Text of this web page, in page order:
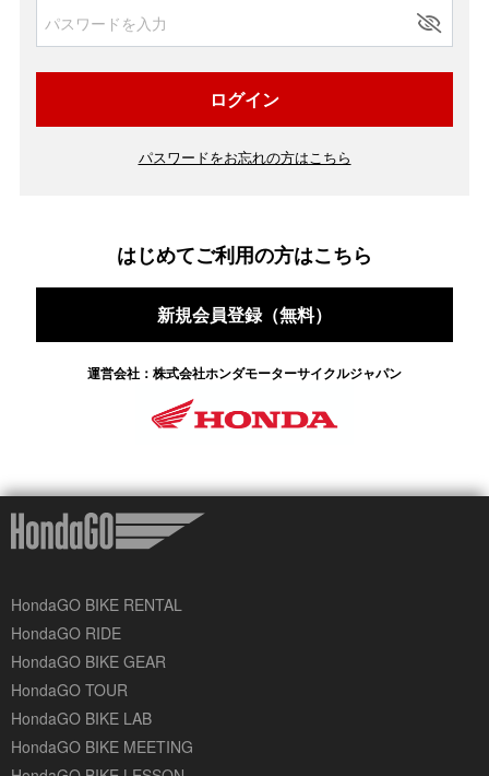
ログイン
パスワードをお忘れの方はこちら
はじめてご利用の方はこちら
新規会員登録（無料）
運営会社：株式会社ホンダモーターサイクルジャパン
HondaGO BIKE RENTAL
HondaGO RIDE
HondaGO BIKE GEAR
HondaGO TOUR
HondaGO BIKE LAB
HondaGO BIKE MEETING